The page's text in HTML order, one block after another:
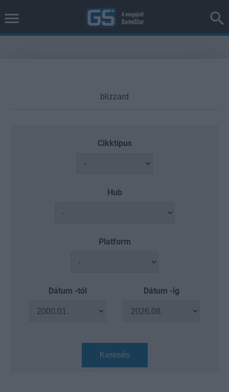
Cikktípus
Hub
Platform
Dátum -tól Dátum -ig
Keresés